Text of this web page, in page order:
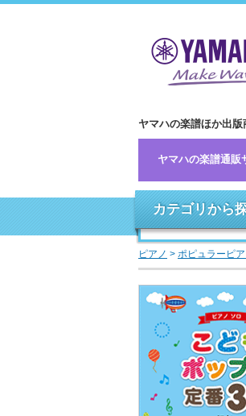
ヤマハの楽譜ほか出版
ヤマハの楽譜通販
カテゴリから
ピアノ > ポピュラーピア